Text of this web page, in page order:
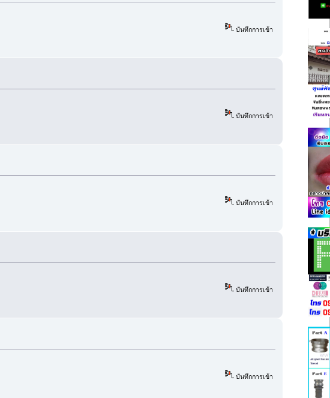
บันทึกการเข้า
บันทึกการเข้า
บันทึกการเข้า
บันทึกการเข้า
บันทึกการเข้า